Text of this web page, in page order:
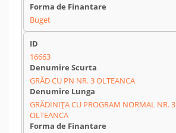
Buget
16663
GRĂD CU PN NR. 3 OLTEANCA
GRĂDINIȚA CU PROGRAM NORMAL NR. 3
OLTEANCA